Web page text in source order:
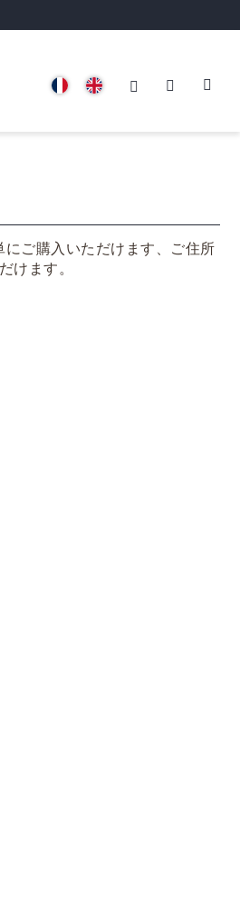
ご購入いただけます、ご住所
けます。